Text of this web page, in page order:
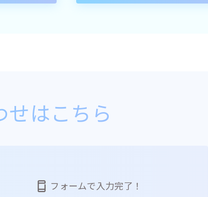
せはこちら
フォームで入力完了！